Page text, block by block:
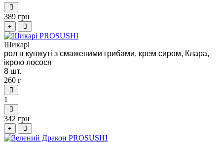
389 грн
+
Шикарі
рол в кунжуті з смаженими грибами, крем сиром, Клара,
ікрою лосося
8 шт.
260 г
1
342 грн
+